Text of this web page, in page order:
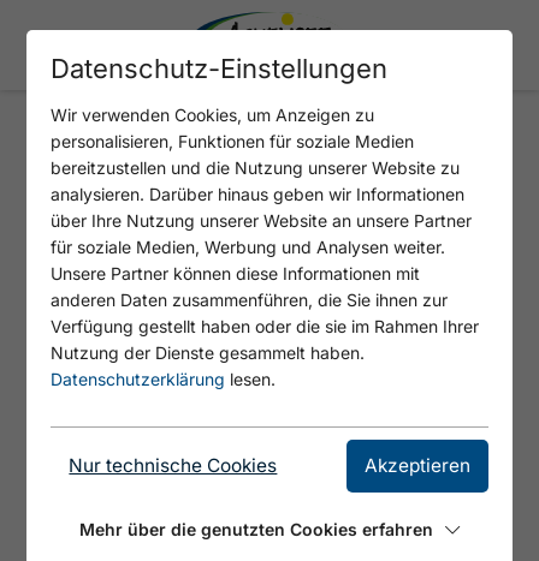
FANTOMAS
Kletterei vorwiegend an Löchern und
Seitengriffen mit dynamischem Start.
Datenschutz-Einstellungen
Wir verwenden Cookies, um Anzeigen zu
personalisieren, Funktionen für soziale Medien
bereitzustellen und die Nutzung unserer Website zu
analysieren. Darüber hinaus geben wir Informationen
über Ihre Nutzung unserer Website an unsere Partner
für soziale Medien, Werbung und Analysen weiter.
Unsere Partner können diese Informationen mit
anderen Daten zusammenführen, die Sie ihnen zur
Verfügung gestellt haben oder die sie im Rahmen Ihrer
Nutzung der Dienste gesammelt haben.
Datenschutzerklärung lesen.
Nur technische Cookies Akzeptieren
Mehr über die genutzten Cookies erfahren